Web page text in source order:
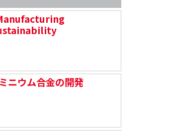
ニウム合金の開発